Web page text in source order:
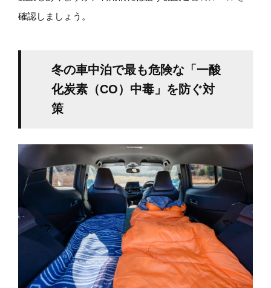
確認しましょう。
冬の車中泊で最も危険な「一酸
化炭素（CO）中毒」を防ぐ対
策